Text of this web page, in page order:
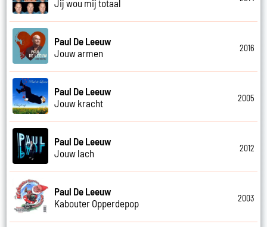
Jij wou mij totaal
Paul De Leeuw
Jouw armen
2016
Paul De Leeuw
Jouw kracht
2005
Paul De Leeuw
Jouw lach
2012
Paul De Leeuw
Kabouter Opperdepop
2003